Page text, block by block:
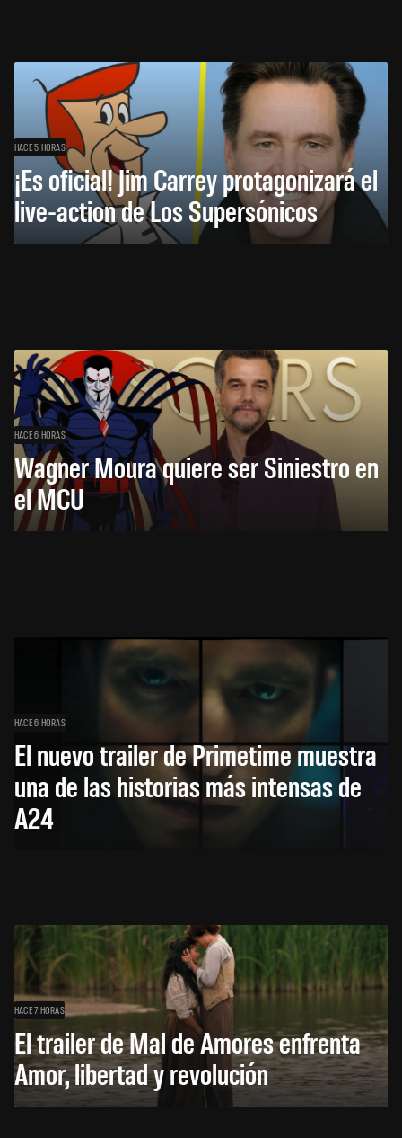
HACE 5 HORAS
¡Es oficial! Jim Carrey protagonizará el
live-action de Los Supersónicos
HACE 6 HORAS
Wagner Moura quiere ser Siniestro en
el MCU
HACE 6 HORAS
El nuevo trailer de Primetime muestra
una de las historias más intensas de
A24
HACE 7 HORAS
El trailer de Mal de Amores enfrenta
Amor, libertad y revolución